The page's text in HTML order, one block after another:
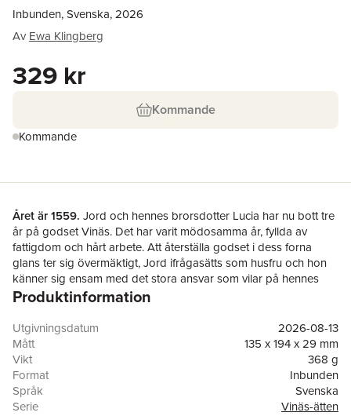
Inbunden, Svenska, 2026
Av Ewa Klingberg
329 kr
Kommande
Kommande
Året är 1559. Jord och hennes brorsdotter Lucia har nu bott tre
år på godset Vinäs. Det har varit mödosamma år, fyllda av
fattigdom och hårt arbete. Att återställa godset i dess forna
glans ter sig övermäktigt, Jord ifrågasätts som husfru och hon
känner sig ensam med det stora ansvar som vilar på hennes
axlar. Samtidigt växer ett hot långt bortifrån Smålands skogar
för Vinäs.
Där tistlar gror
är en historisk roman om en kvinna som vägrar
att ge upp, i en tid då maktstrukturer faller samman och nya
skapas. Boken är andra delen i Ewa Klingbergs händelserika
berättelse om Vinäsätten.
Produktinformation
Utgivningsdatum
2026-08-13
Mått
135 x 194 x 29 mm
Vikt
368 g
Format
Inbunden
Språk
Svenska
Serie
Vinäs-ätten